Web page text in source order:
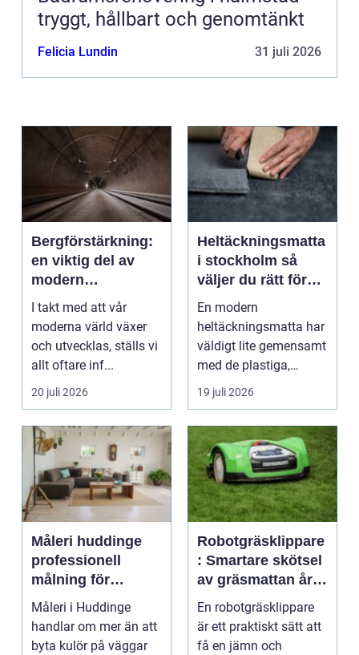
tryggt, hållbart och genomtänkt
Felicia Lundin 31 juli 2026
Bergförstärkning:
en viktig del av
modern
infrastruktur
I takt med att vår
moderna värld växer
och utvecklas, ställs vi
allt oftare inf...
20 juli 2026
Heltäckningsmatta
i stockholm så
väljer du rätt för
hem och kontor
En modern
heltäckningsmatta har
väldigt lite gemensamt
med de plastiga,
svårstädade
varianterna mång...
19 juli 2026
Måleri huddinge
professionell
målning för
hållbara resultat
Måleri i Huddinge
handlar om mer än att
byta kulör på väggar
Robotgräsklippare
: Smartare skötsel
av gräsmattan året
runt
En robotgräsklippare
är ett praktiskt sätt att
få en jämn och